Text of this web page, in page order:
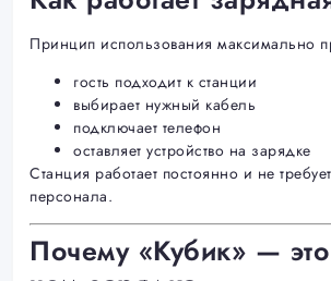
Принцип использования максимально
гость подходит к станции
выбирает нужный кабель
подключает телефон
оставляет устройство на зарядке
Станция работает постоянно и не
персонала.
Почему «Кубик» —